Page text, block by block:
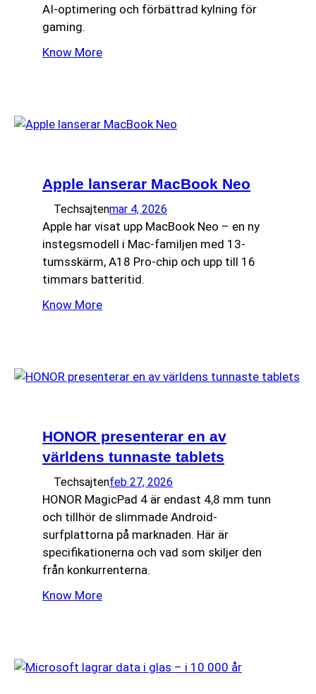
AI-optimering och förbättrad kylning för
gaming.
Know More
Apple lanserar MacBook Neo
Techsajtenmar 4, 2026
Apple har visat upp MacBook Neo – en ny
instegsmodell i Mac-familjen med 13-
tumsskärm, A18 Pro-chip och upp till 16
timmars batteritid.
Know More
HONOR presenterar en av
världens tunnaste tablets
Techsajtenfeb 27, 2026
HONOR MagicPad 4 är endast 4,8 mm tunn
och tillhör de slimmade Android-
surfplattorna på marknaden. Här är
specifikationerna och vad som skiljer den
från konkurrenterna.
Know More